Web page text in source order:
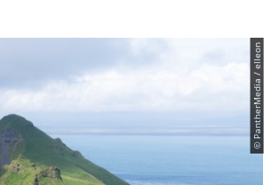
© PantherMedia / elleon